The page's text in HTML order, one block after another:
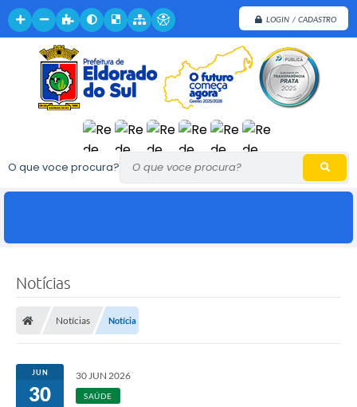
LOGIN / CADASTRO
O que voce procura?
Notícias
Notícias Notícia
JUN
30
30 JUN 2026
SAÚDE